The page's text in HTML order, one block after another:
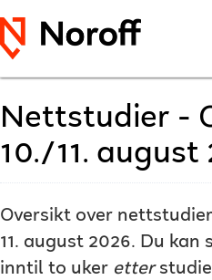
Nettstudier -
10./11. august
Oversikt over
11. august 2026. Du kan
inntil to uker etter